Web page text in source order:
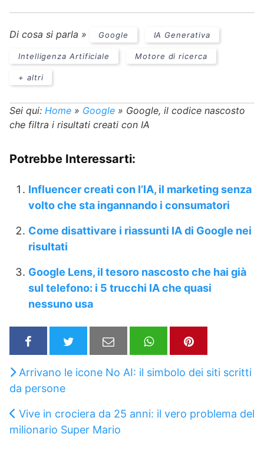
Di cosa si parla » Google IA Generativa
Intelligenza Artificiale Motore di ricerca
+ altri
Sei qui: Home » Google » Google, il codice nascosto
che filtra i risultati creati con IA
Potrebbe Interessarti:
Influencer creati con l’IA, il marketing senza
volto che sta ingannando i consumatori
Come disattivare i riassunti IA di Google nei
risultati
Google Lens, il tesoro nascosto che hai già
sul telefono: i 5 trucchi IA che quasi
nessuno usa
Arrivano le icone No AI: il simbolo dei siti scritti
da persone
Vive in crociera da 25 anni: il vero problema del
milionario Super Mario